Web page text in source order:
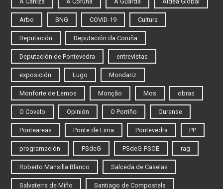
Arbo BNG COVID-19 Cultura
Deputación Deputación da Coruña
Deputación de Pontevedra entrevistas
exposición Lugo Mondariz
Monforte de Lemos Monção Mos obras
O Covelo Opinión O Porriño Ourense
Ponteareas Ponte de Lima Pontevedra PP
programación PSdeG PSdeG-PSOE rag
Roberto Mansilla Blanco Salceda de Caselas
Salvaterra de Miño Santiago de Compostela